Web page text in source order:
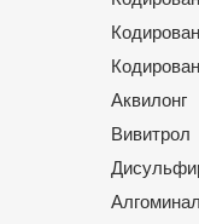
Аквилонг
Вивитрол
Алгоминал